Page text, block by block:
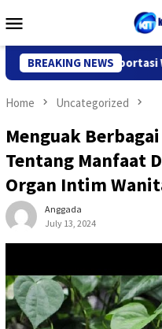
to
Menu
BREAKING NEWS
Kediri Deportasi WN
Home Uncategorized
Menguak
Tentang Manfaat
Organ Intim
Anggada
July 13, 2024